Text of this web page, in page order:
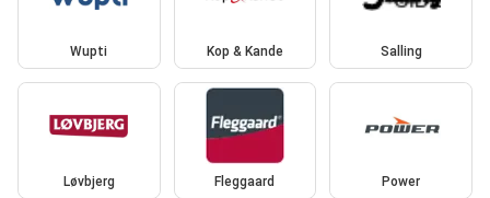
Wupti Kop & Kande Salling
Løvbjerg Fleggaard Power